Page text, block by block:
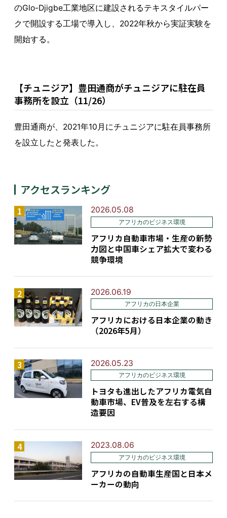
のGlo-Djigbe工業地区に建設されるテキスタイルパー
クで開設する工場で導入し、2022年秋から実証実験を
開始する。
【チュニジア】豊田通商がチュニジアに駐在員
事務所を設立（11/26）
豊田通商が、2021年10月にチュニジアに駐在員事務所
を設立したと発表した。
アクセスランキング
2026.05.08
アフリカのビジネス環境
アフリカ自動車市場・生産の新勢
力図と中国車シェア拡大で変わる
競争環境
2026.06.19
アフリカの日本企業
アフリカにおける日本企業の動き
（2026年5月）
2026.05.23
アフリカのビジネス環境
トヨタも進出したアフリカ電気自
動車市場、EV普及を左右する構
造要因
2023.08.06
アフリカのビジネス環境
アフリカの自動車生産国と日本メ
ーカーの動向